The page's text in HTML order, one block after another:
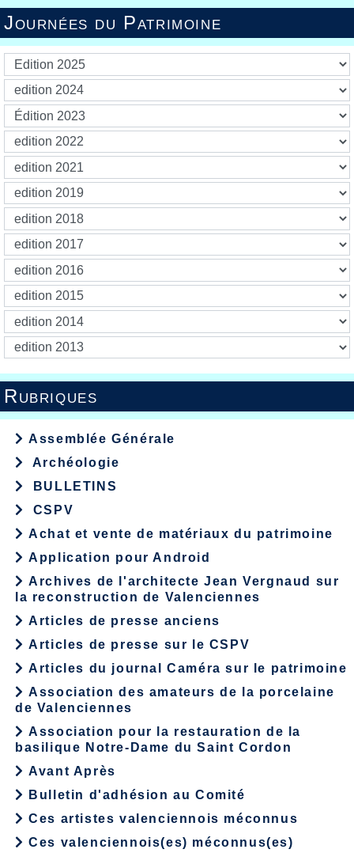
Journées du Patrimoine
Rubriques
Assemblée Générale
Archéologie
BULLETINS
CSPV
Achat et vente de matériaux du patrimoine
Application pour Android
Archives de l'architecte Jean Vergnaud sur
la reconstruction de Valenciennes
Articles de presse anciens
Articles de presse sur le CSPV
Articles du journal Caméra sur le patrimoine
Association des amateurs de la porcelaine
de Valenciennes
Association pour la restauration de la
basilique Notre-Dame du Saint Cordon
Avant Après
Bulletin d'adhésion au Comité
Ces artistes valenciennois méconnus
Ces valenciennois(es) méconnus(es)